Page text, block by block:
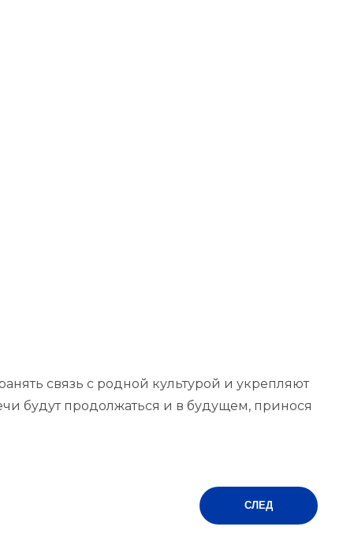
связь с родной культурой и укрепляют
будут продолжаться и в будущем, принося
СЛЕД